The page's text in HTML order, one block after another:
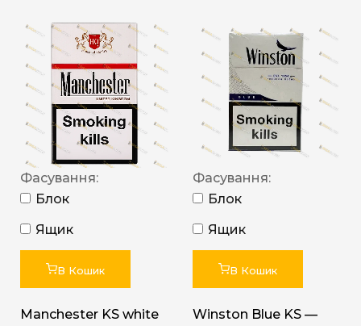
Фасування:
Блок
Ящик
В Кошик
Manchester KS white
Фасування:
Блок
Ящик
В Кошик
Winston Blue KS —